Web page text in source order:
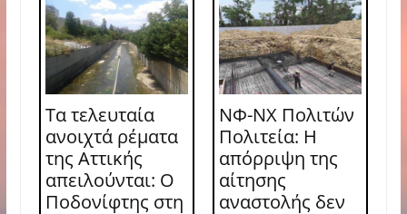
Τα τελευταία
ανοιχτά ρέματα
της Αττικής
απειλούνται: Ο
Ποδονίφτης στη
ΝΦ-ΝΧ Πολιτών
Πολιτεία: Η
απόρριψη της
αίτησης
αναστολής δεν